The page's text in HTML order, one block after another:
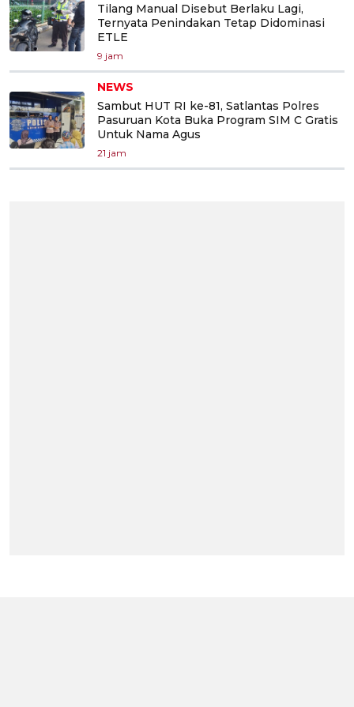
Tilang Manual Disebut Berlaku Lagi,
Ternyata Penindakan Tetap Didominasi
ETLE
9 jam
NEWS
Sambut HUT RI ke-81, Satlantas Polres
Pasuruan Kota Buka Program SIM C Gratis
Untuk Nama Agus
21 jam